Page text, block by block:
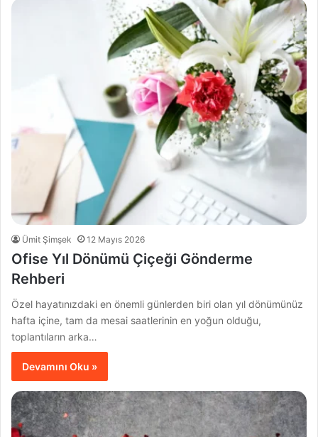
Ümit Şimşek 12 Mayıs 2026
Ofise Yıl Dönümü Çiçeği Gönderme
Rehberi
Özel hayatınızdaki en önemli günlerden biri olan yıl dönümünüz
hafta içine, tam da mesai saatlerinin en yoğun olduğu,
toplantıların arka…
Devamını Oku »